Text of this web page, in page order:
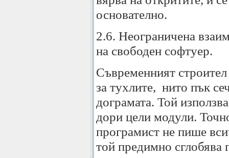
основателно.
2.6. Неограничена
на свободен софтуер.
Съвременният
за тухлите, нито пък
дограмата. Той
дори цели модули.
програмист не пише
той предимно сглобява